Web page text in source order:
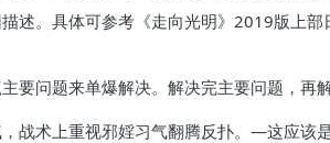
述。具体可参考《走向光明》2019版上部
要问题来单爆解决。解决完主要问题，再
战术上重视邪婬习气翻腾反扑。—这应该